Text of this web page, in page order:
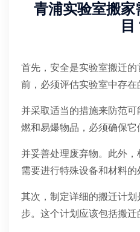
青浦实验室搬
目
首先，安全是实验室搬迁
前，必须评估实验室中存在
并采取适当的措施来防范
燃和易爆物品，必须确保它
并妥善处理废弃物。此外
需要进行特殊设备和材料的
其次，制定详细的搬迁计
步。这个计划应该包括搬迁